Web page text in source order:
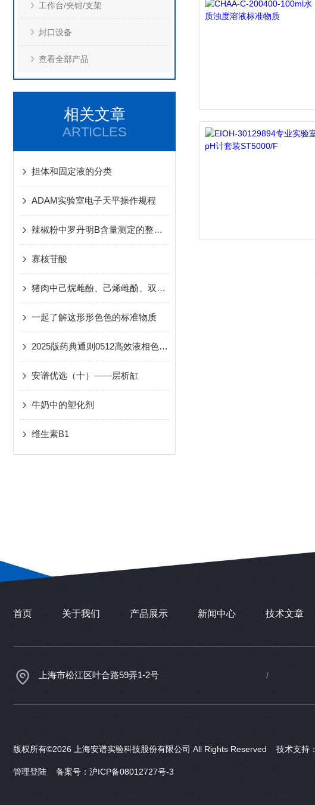
工作台/夹钳/支架
封口设备
查看全部产品
相关文章
ARTICLES
担体和固定液的分类
ADAM实验室电子天平操作规程
辣椒粉中罗丹明B含量测定的整体解决方案—BJS 201905
寡核苷酸
猪肉中己烷雌酚、己烯雌酚、双烯雌酚的检测
一起了解这形形色色的标准物质
2025版药典通则0512高效液相色谱法中参数调整范围解析（含实例）
安谱优选（十）——层析缸
牛奶中的塑化剂
维生素B1
首页 关于我们 产品展示 新闻中心 技术文章
上海市松江区叶合路59弄1-2号
版权所有©2026 上海安谱实验科技股份有限公司 All Rights Reserved 技术支持：
管理登陆 备案号：沪ICP备08012727号-3